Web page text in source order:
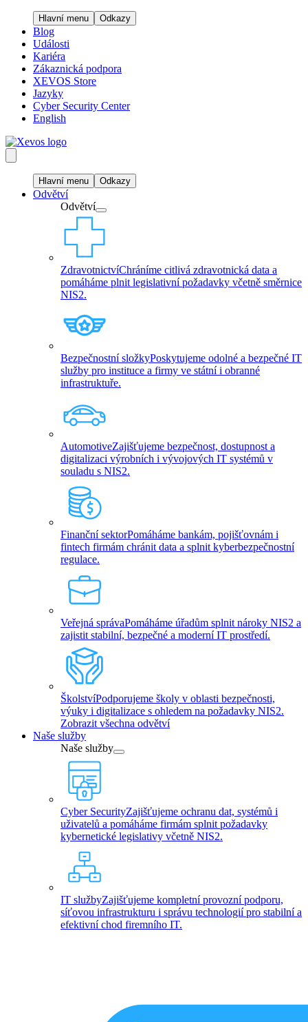
Hlavní menu Odkazy
Blog
Události
Kariéra
Zákaznická podpora
XEVOS Store
Jazyky
Cyber Security Center
English
Hlavní menu Odkazy
Odvětví
Odvětví
ZdravotnictvíChráníme citlivá zdravotnická data a
pomáháme plnit legislativní požadavky včetně směrnice
NIS2.
Bezpečnostní složkyPoskytujeme odolné a bezpečné IT
služby pro instituce a firmy ve státní i obranné
infrastruktuře.
AutomotiveZajišťujeme bezpečnost, dostupnost a
digitalizaci výrobních i vývojových IT systémů v
souladu s NIS2.
Finanční sektorPomáháme bankám, pojišťovnám i
fintech firmám chránit data a splnit kyberbezpečnostní
regulace.
Veřejná správaPomáháme úřadům splnit nároky NIS2 a
zajistit stabilní, bezpečné a moderní IT prostředí.
ŠkolstvíPodporujeme školy v oblasti bezpečnosti,
výuky i digitalizace s ohledem na požadavky NIS2.
Zobrazit všechna odvětví
Naše služby
Naše služby
Cyber SecurityZajišťujeme ochranu dat, systémů i
uživatelů a pomáháme firmám splnit požadavky
kybernetické legislativy včetně NIS2.
IT službyZajišťujeme kompletní provozní podporu,
síťovou infrastrukturu i správu technologií pro stabilní a
efektivní chod firemního IT.